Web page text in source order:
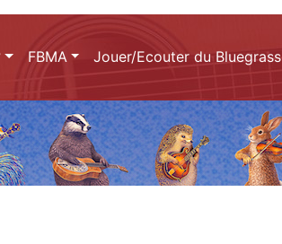
FBMA Jouer/Ecouter du Bluegrass